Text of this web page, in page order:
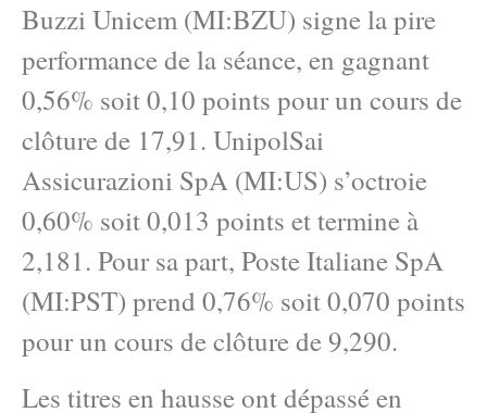
Buzzi Unicem (MI:BZU) signe la pire
performance de la séance, en gagnant
0,56% soit 0,10 points pour un cours de
clôture de 17,91. UnipolSai
Assicurazioni SpA (MI:US) s’octroie
0,60% soit 0,013 points et termine à
2,181. Pour sa part, Poste Italiane SpA
(MI:PST) prend 0,76% soit 0,070 points
pour un cours de clôture de 9,290.
Les titres en hausse ont dépassé en